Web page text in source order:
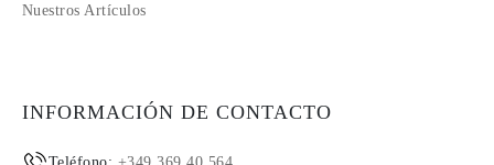
Nuestros Artículos
INFORMACIÓN DE CONTACTO